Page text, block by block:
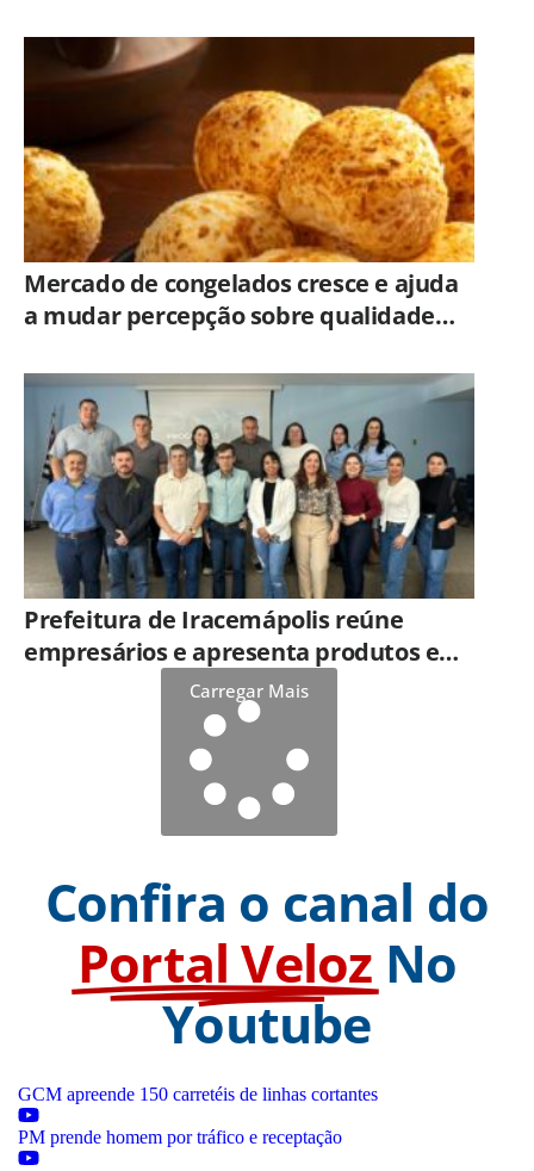
Mercado de congelados cresce e ajuda
a mudar percepção sobre qualidade
Prefeitura de Iracemápolis reúne
empresários e apresenta produtos e
serviços do Governo do Estado
Carregar Mais
Confira o canal do
Portal Veloz No
Youtube
GCM apreende 150 carretéis de linhas cortantes
PM prende homem por tráfico e receptação